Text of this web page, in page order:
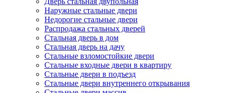
Наружные стальные двери
Недорогие стальные двери
Распродажа стальных дверей
Стальная дверь в дом
Стальная дверь на дачу
Стальные взломостойкие двери
Стальные входные двери в квартиру
Стальные двери в подъезд
Стальные двери внутреннего открывания